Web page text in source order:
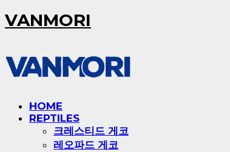
VANMORI
HOME
REPTILES
크레스티드 게코
레오파드 게코